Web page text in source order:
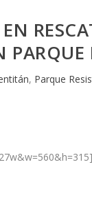
, Parque